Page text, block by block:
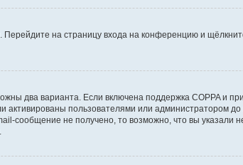
Перейдите на страницу входа на конференцию и
два варианта. Если включена поддержка COPPA и
пользователями или администратором
сообщение не получено, то возможно, что вы указали